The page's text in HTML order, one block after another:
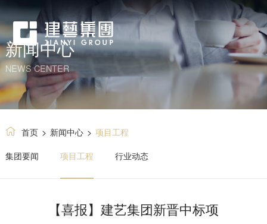
新闻中心
NEWS CENTER
集团要闻 项目工程 行业动态
首页 > 新闻中心 > 项目工程
【喜报】建艺集团新晋中标项